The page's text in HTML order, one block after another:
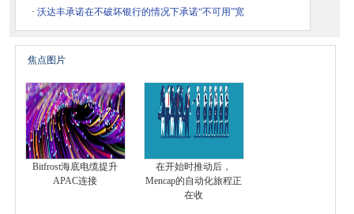
· 沃达丰承诺在不破坏银行的情况下承诺“不可用”宽
焦点图片
Bitfrost海底电缆提升
APAC连接
在开始时推动后，
Mencap的自动化旅程正
在收